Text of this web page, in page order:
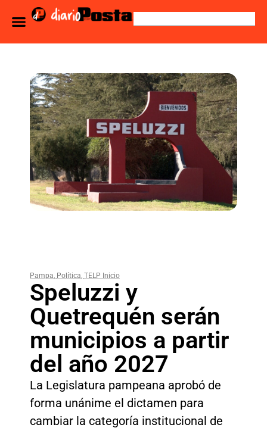
Pampa, Política, TELP Inicio
Speluzzi y
Quetrequén serán
municipios a partir
del año 2027
La Legislatura pampeana aprobó de
forma unánime el dictamen para
cambiar la categoría institucional de